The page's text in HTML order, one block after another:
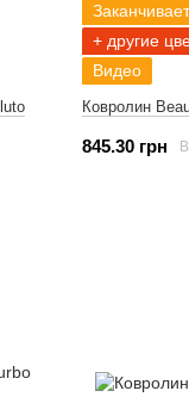
+ другие
Видео
Ковролин
845.30 грн